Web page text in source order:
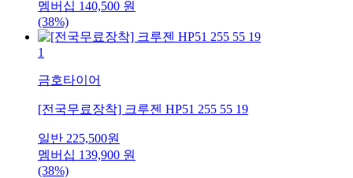
멤버십 140,500 원
(38%)
1
금호타이어
[전국무료장착] 크루젠 HP51 255 55 19
일반 225,500원
멤버십 139,900 원
(38%)